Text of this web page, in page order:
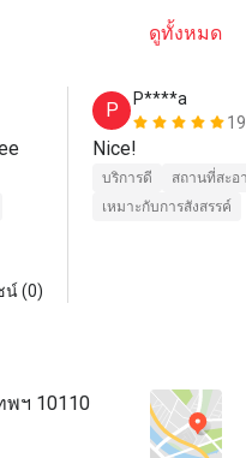
ดูทั้งหมด
น์ (0)
P
P****a
Nice!
บริการดี
สถานที่สะอ
เหมาะกับการสังสรรค์
พฯ 10110